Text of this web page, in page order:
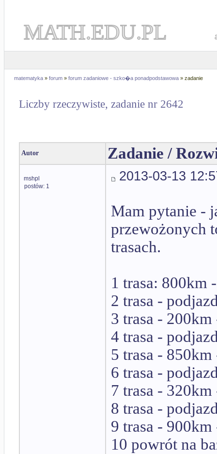
MATH.EDU.PL
matematyka » forum » forum zadaniowe - szko�a ponadpodstawowa » zadanie
Liczby rzeczywiste, zadanie nr 2642
Autor Zadanie /
mshpl
postów: 1
2013-03-13
Mam pytanie -
przewożonych
trasach.
1 trasa: 800km
2 trasa -
3 trasa - 200km
4 trasa -
5 trasa -
6 trasa -
7 trasa -
8 trasa -
9 trasa -
10 powrót na